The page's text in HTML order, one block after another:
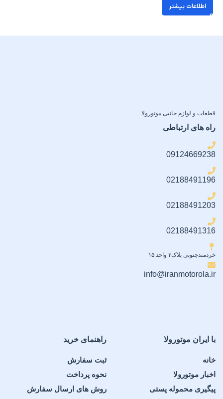
اطلاعات بیشتر
قطعات و لوازم جانبی موتورولا
راه های ارتباطی
09124669238
02188491196
02188491203
02188491316
خردمندجنوبی پلاک۲ واحد ۱۵
info@iranmotorola.ir
با ایران موتورولا
خانه
اخبار موتورولا
پیگیری محموله پستی
راهنمای خرید
ثبت سفارش
نحوه پرداخت
روش های ارسال سفارش